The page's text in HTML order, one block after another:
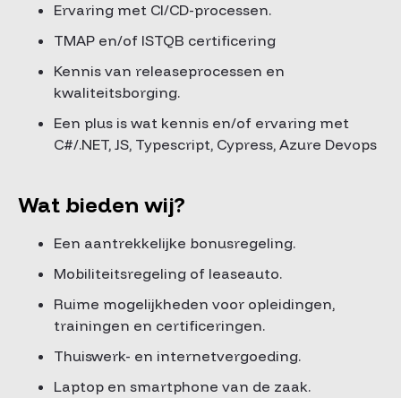
Ervaring met CI/CD-processen.
TMAP en/of ISTQB certificering
Kennis van releaseprocessen en
kwaliteitsborging.
Een plus is wat kennis en/of ervaring met
C#/.NET, JS, Typescript, Cypress, Azure Devops
Wat bieden wij?
Een aantrekkelijke bonusregeling.
Mobiliteitsregeling of leaseauto.
Ruime mogelijkheden voor opleidingen,
trainingen en certificeringen.
Thuiswerk- en internetvergoeding.
Laptop en smartphone van de zaak.